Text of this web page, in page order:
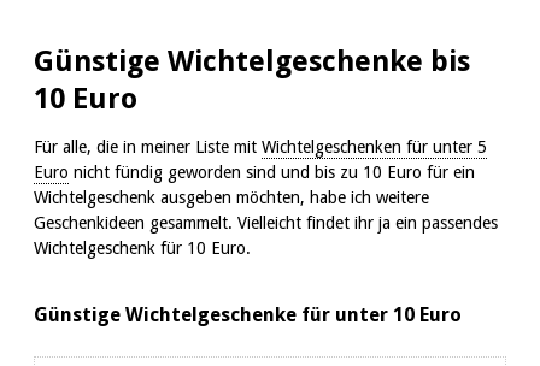
Günstige Wichtelgeschenke bis
10 Euro
Für alle, die in meiner Liste mit Wichtelgeschenken für unter 5
Euro nicht fündig geworden sind und bis zu 10 Euro für ein
Wichtelgeschenk ausgeben möchten, habe ich weitere
Geschenkideen gesammelt. Vielleicht findet ihr ja ein passendes
Wichtelgeschenk für 10 Euro.
Günstige Wichtelgeschenke für unter 10 Euro